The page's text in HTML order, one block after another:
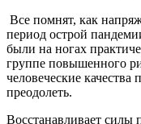
Все помнят, как
период острой
были на ногах
группе повышенного
человеческие
преодолеть.
Восстанавливает силы